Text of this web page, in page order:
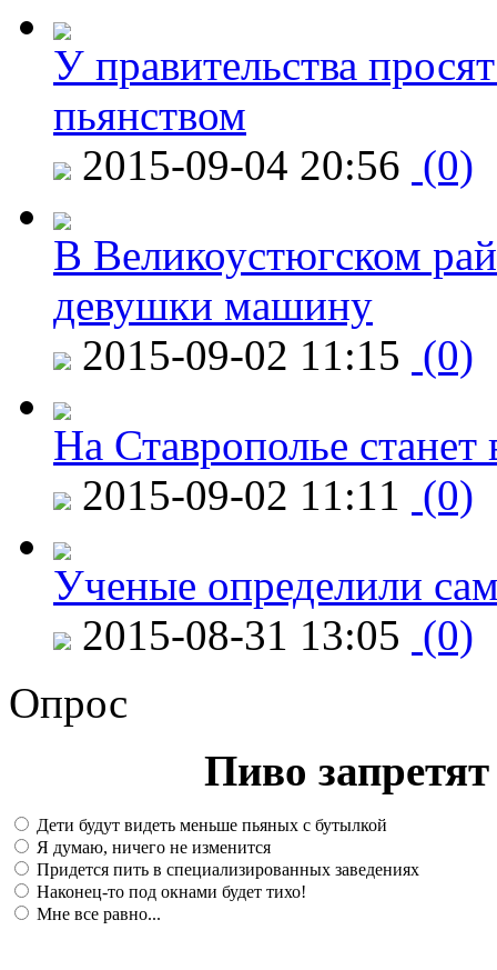
У правительства
пьянством
2015-09-04 20:56 (0)
В Великоустюгском
девушки машину
2015-09-02 11:15 (0)
На Ставрополье
2015-09-02 11:11 (0)
Ученые определили
2015-08-31 13:05 (0)
Опрос
Пиво
Дети будут видеть меньше пьяных с бутылкой
Я думаю, ничего не изменится
Придется пить в специализированных заведениях
Наконец-то под окнами будет тихо!
Мне все равно...